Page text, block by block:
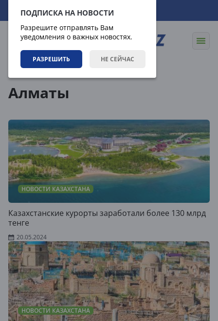
ПОДПИСКА НА НОВОСТИ
Разрешите отправлять Вам
уведомления о важных новостях.
РАЗРЕШИТЬ НЕ СЕЙЧАС
06.08.2026 12:15:58
Алматы
НОВОСТИ КАЗАХСТАНА
Казахстанские курорты заработали более 130 млрд
тенге
20.05.2024
НОВОСТИ КАЗАХСТАНА